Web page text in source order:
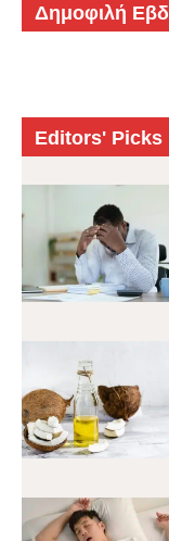
Δημοφιλή
Editors' Picks